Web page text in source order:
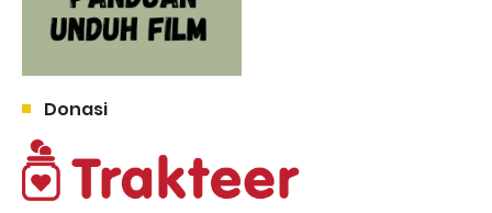
Donasi